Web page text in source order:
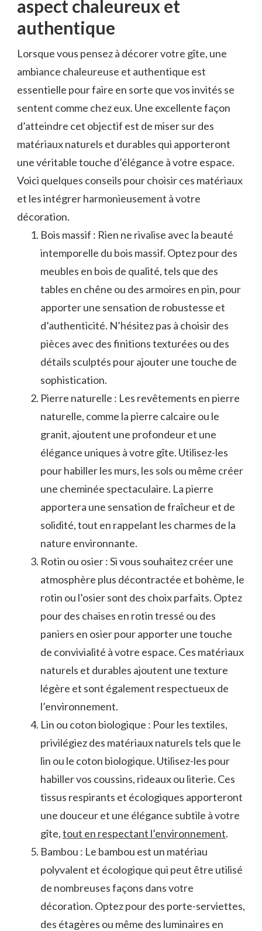
aspect⁣ chaleureux et
authentique
Lorsque vous⁢ pensez à décorer votre gîte, une ​
ambiance chaleureuse et authentique est​
essentielle pour faire ⁣en ‍sorte‌ que⁢ vos invités se
sentent comme chez eux. Une excellente façon
d’atteindre cet objectif est de ⁤miser sur des
matériaux naturels et ⁤durables ⁤qui⁤ apporteront
une véritable touche d’élégance à ⁢votre espace.
Voici quelques conseils pour choisir ces matériaux
et‍ les intégrer harmonieusement à votre
décoration.
Bois massif : Rien ne ‍rivalise avec la beauté
intemporelle du bois massif. Optez pour⁢ des
meubles en bois de qualité, tels que des
tables en chêne ou des armoires en⁣ pin, pour
apporter⁣ une sensation ‍de robustesse et
⁤d’authenticité. N’hésitez pas à choisir des
‌pièces avec des finitions‍ texturées ou des
détails sculptés pour ajouter⁣ une ⁢touche de⁤
sophistication.
Pierre⁤ naturelle : Les revêtements en pierre
naturelle,‌ comme ‌la pierre ​calcaire ou le
granit, ajoutent une ‌profondeur et une
élégance uniques ⁣à votre gîte. ⁢Utilisez-les‍
pour habiller les murs, les sols ou même ​créer
une cheminée spectaculaire. ‌La pierre
apportera une sensation de fraîcheur et ‌de
solidité, tout en‍ rappelant⁢ les charmes de la
‍nature environnante.
Rotin ou ‍osier : ‍Si vous souhaitez créer une
⁣atmosphère plus décontractée ⁣et bohème,⁣ le
rotin ou⁣ l’osier sont des choix parfaits. ‌Optez
pour des chaises en rotin tressé ou des
paniers en osier pour apporter ⁣une touche⁣
de convivialité⁤ à⁤ votre espace. Ces matériaux
naturels et durables ajoutent⁤ une texture
légère et sont également respectueux de
l’environnement.
Lin ou coton biologique : ⁢Pour les textiles,
privilégiez ‌des matériaux naturels tels que le
lin ou ‌le coton biologique.⁤ Utilisez-les pour
habiller vos coussins, rideaux ⁤ou literie. ⁢Ces
tissus respirants et écologiques⁤ apporteront
une douceur et une élégance subtile à‍ votre
gîte,tout ​en respectant⁤ l’environnement.
Bambou : Le bambou est‌ un matériau
polyvalent et écologique qui⁤ peut⁣ être utilisé
de nombreuses façons ‌dans ‌votre
décoration. Optez pour des porte-serviettes,
des étagères⁢ ou même des luminaires en